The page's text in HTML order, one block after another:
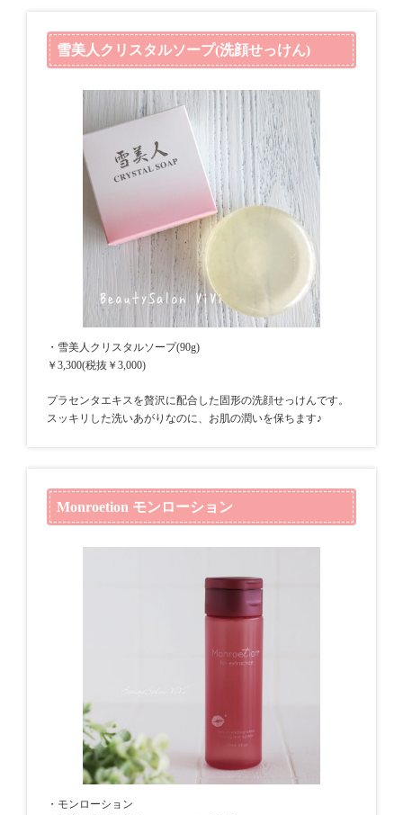
雪美人クリスタルソープ(洗顔せっけん)
・雪美人クリスタルソープ(90g)
￥3,300(税抜￥3,000)
プラセンタエキスを贅沢に配合した固形の洗顔せっけんです。
スッキリした洗いあがりなのに、お肌の潤いを保ちます♪
Monroetion モンローション
・モンローション